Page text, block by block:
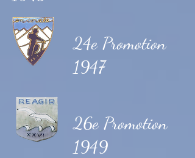
24e Promotion
1947
26e Promotion
1949